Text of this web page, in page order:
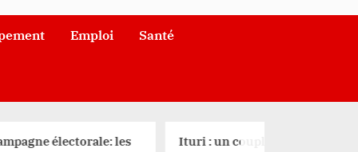
Emploi Santé
les
Ituri : un couple abattu par les